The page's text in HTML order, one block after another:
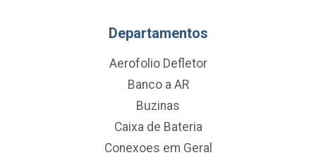
Departamentos
Aerofolio Defletor
Banco a AR
Buzinas
Caixa de Bateria
Conexoes em Geral